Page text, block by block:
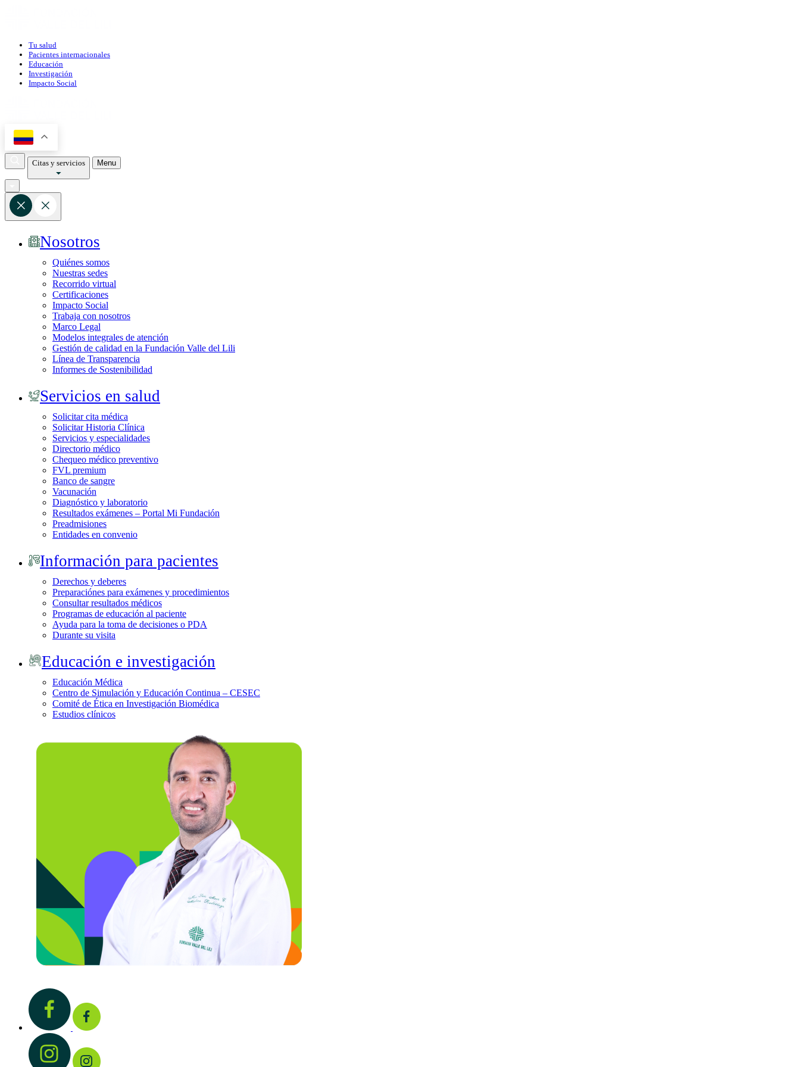
Tu salud
Pacientes internacionales
Educación
Investigación
Impacto Social
Citas y servicios Menu
Nosotros
Quiénes somos
Nuestras sedes
Recorrido virtual
Certificaciones
Impacto Social
Trabaja con nosotros
Marco Legal
Modelos integrales de atención
Gestión de calidad en la Fundación Valle del Lili
Línea de Transparencia
Informes de Sostenibilidad
Servicios en salud
Solicitar cita médica
Solicitar Historia Clínica
Servicios y especialidades
Directorio médico
Chequeo médico preventivo
FVL premium
Banco de sangre
Vacunación
Diagnóstico y laboratorio
Resultados exámenes – Portal Mi Fundación
Preadmisiones
Entidades en convenio
Información para pacientes
Derechos y deberes
Preparaciónes para exámenes y procedimientos
Consultar resultados médicos
Programas de educación al paciente
Ayuda para la toma de decisiones o PDA
Durante su visita
Educación e investigación
Educación Médica
Centro de Simulación y Educación Continua – CESEC
Comité de Ética en Investigación Biomédica
Estudios clínicos